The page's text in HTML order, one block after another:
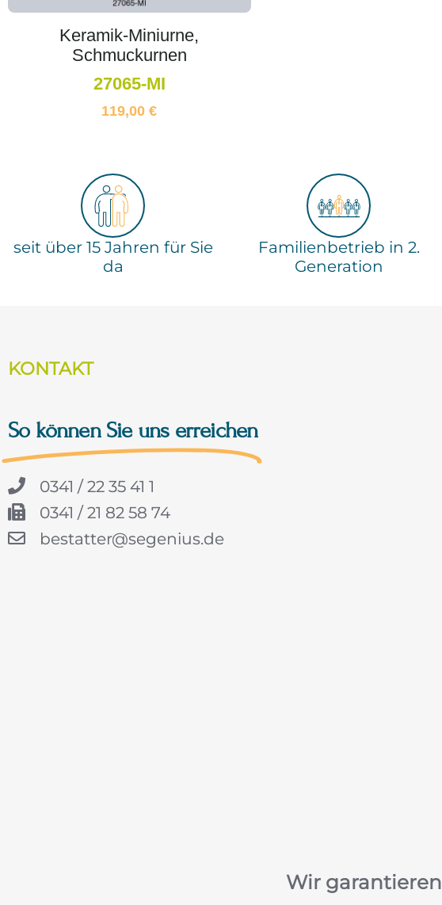
Keramik-Miniurne,
Schmuckurnen
27065-MI
119,00€
seit über 15 Jahren für Sie
da
Familienbetrieb in 2.
Generation
KONTAKT
So können Sie uns erreichen
0341 / 22 35 41 1
0341 / 21 82 58 74
bestatter@segenius.de
Wir garantieren